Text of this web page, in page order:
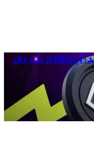
قیمت اتنا به مقاومت کلیدی رسید؛ آیا ENA از ۰.۱۰ دلار